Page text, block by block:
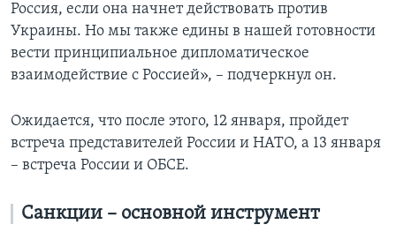
Россия, если она начнет действовать против
Украины. Но мы также едины в нашей готовности
вести принципиальное дипломатическое
взаимодействие с Россией», – подчеркнул он.
Ожидается, что после этого, 12 января, пройдет
встреча представителей России и НАТО, а 13 января
– встреча России и ОБСЕ.
Санкции – основной инструмент